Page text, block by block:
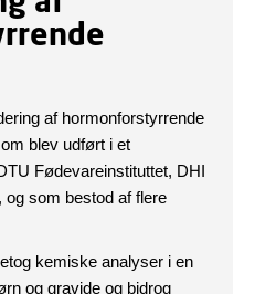
af hormonforstyrrende
blev udført i et
Fødevareinstituttet, DHI
og som bestod af flere
kemiske analyser i en
og gravide og bidrog